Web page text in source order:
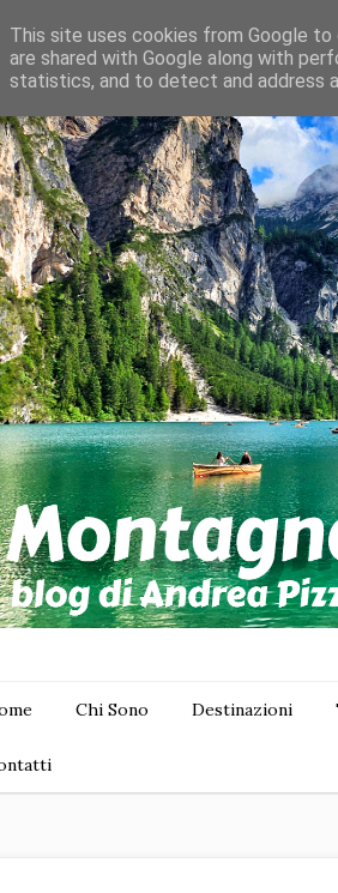
Chi Sono Destinazioni
This site uses cookies from Google
are shared with Google along with
statistics, and to detect and address